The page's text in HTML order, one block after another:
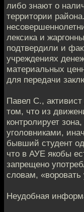
либо знают о
территории
лексика и
подтвердили и
учреждениях
материальных
для передачи
Павел С.,
том, что из
контролирует
уголовниками,
бывший студент
что в АУЕ якобы
запрещено
словам,
Неудобная